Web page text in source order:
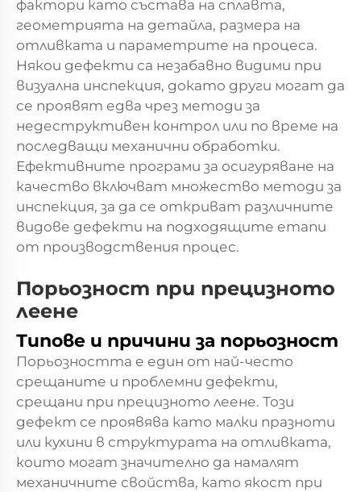
фактори като състава на сплавта,
геометрията на детайла, размера на
отливката и параметрите на процеса.
Някои дефекти са незабавно видими при
визуална инспекция, докато други могат да
се проявят едва чрез методи за
недеструктивен контрол или по време на
последващи механични обработки.
Ефективните програми за осигуряване на
качество включват множество методи за
инспекция, за да се откриват различните
видове дефекти на подходящите етапи
от производствения процес.
Порьозност при прецизното
леене
Типове и причини за порьозност
Порьозността е един от най-често
срещаните и проблемни дефекти,
срещани при прецизното леене. Този
дефект се проявява като малки празноти
или кухини в структурата на отливката,
които могат значително да намалят
механичните свойства, като якост при